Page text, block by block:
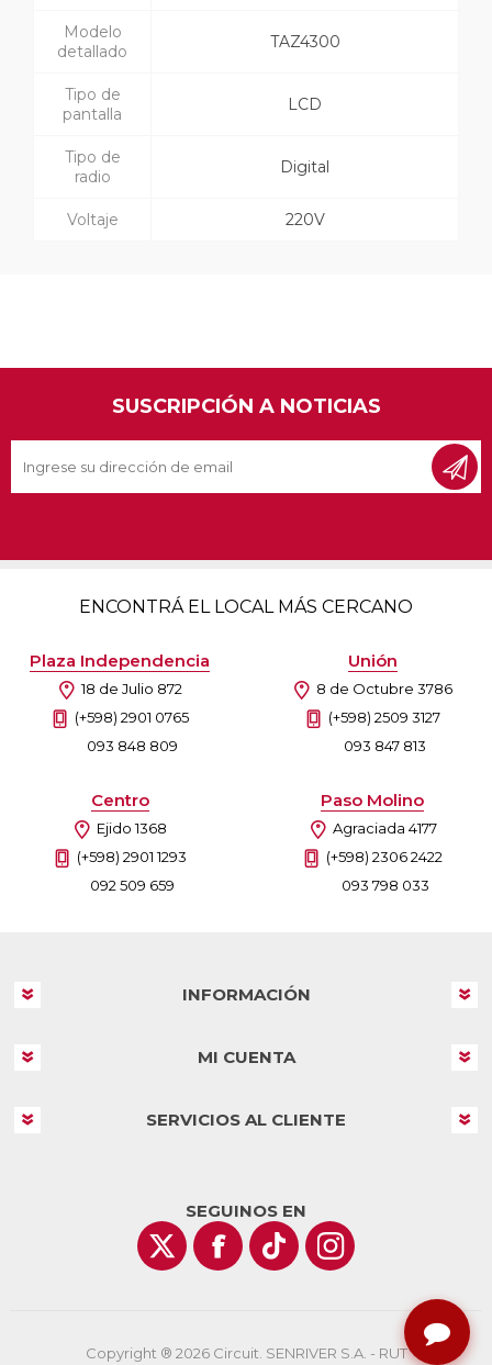
Modelo
detallado
TAZ4300
Tipo de
pantalla
LCD
Tipo de
radio
Digital
Voltaje 220V
SUSCRIPCIÓN A NOTICIAS
ENCONTRÁ EL LOCAL MÁS CERCANO
Plaza Independencia
18 de Julio 872
(+598) 2901 0765
093 848 809
Unión
8 de Octubre 3786
(+598) 2509 3127
093 847 813
Centro
Ejido 1368
(+598) 2901 1293
092 509 659
Paso Molino
Agraciada 4177
(+598) 2306 2422
093 798 033
INFORMACIÓN
MI CUENTA
SERVICIOS AL CLIENTE
SEGUINOS EN
Copyright ® 2026 Circuit. SENRIVER S.A. - RUT